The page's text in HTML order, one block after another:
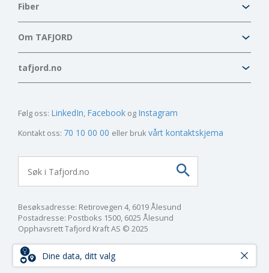
Fiber
Om TAFJORD
tafjord.no
Følg oss: LinkedIn Facebook Instagram
Kontakt oss: 70 10 00 00 eller bruk vårt kontaktskjema
Besøksadresse: Retirovegen 4, 6019 Ålesund
Postadresse: Postboks 1500, 6025 Ålesund
Opphavsrett Tafjord Kraft AS © 2025
Dine data, ditt valg